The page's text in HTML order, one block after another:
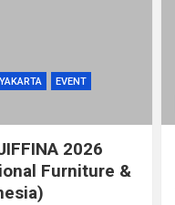
EVENT
2026
Furniture &